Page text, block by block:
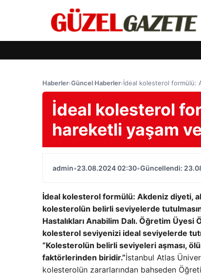
Haberler›Güncel Haberler›İdeal kolesterol formülü:
İdeal kolesterol
hareketli yaşam
admin•23.08.2024 02:30•Güncellendi:
İdeal kolesterol formülü: Akdeniz diyeti,
kolesterolün belirli seviyelerde
Hastalıkları Anabilim Dalı. Öğretim
kolesterol seviyenizi ideal seviyelerde
“Kolesterolün belirli seviyeleri aşması,
faktörlerinden biridir.”İstanbul Atlas
kolesterolün zararlarından bahseden